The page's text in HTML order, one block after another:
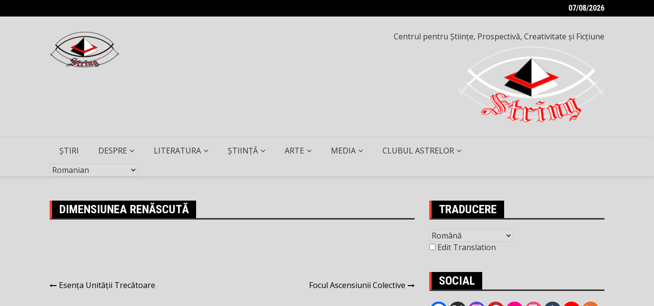
to
07/08/2026
Centrul pentru Ştiinţe, Prospectivă, Creativitate şi Ficţiune
ȘTIRI DESPRE LITERATURA ȘTIINȚĂ ARTE MEDIA CLUBUL ASTRELOR
DIMENSIUNEA RENĂSCUTĂ
Navigare
Esența Unității Trecătoare Focul Ascensiunii Colective
TRADUCERE
Edit Translation
SOCIAL